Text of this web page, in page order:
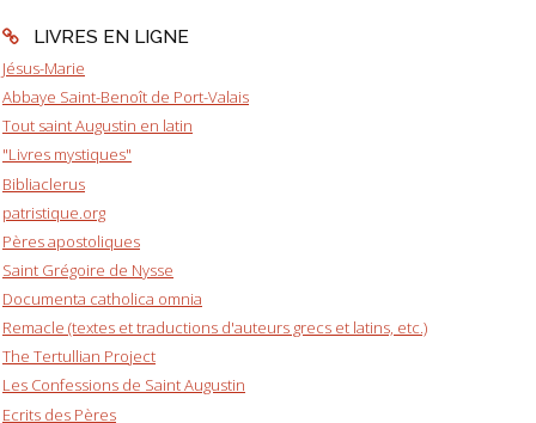
LIVRES EN LIGNE
Jésus-Marie
Abbaye Saint-Benoît de Port-Valais
Tout saint Augustin en latin
"Livres mystiques"
Bibliaclerus
patristique.org
Pères apostoliques
Saint Grégoire de Nysse
Documenta catholica omnia
Remacle (textes et traductions d'auteurs grecs et latins, etc.)
The Tertullian Project
Les Confessions de Saint Augustin
Ecrits des Pères